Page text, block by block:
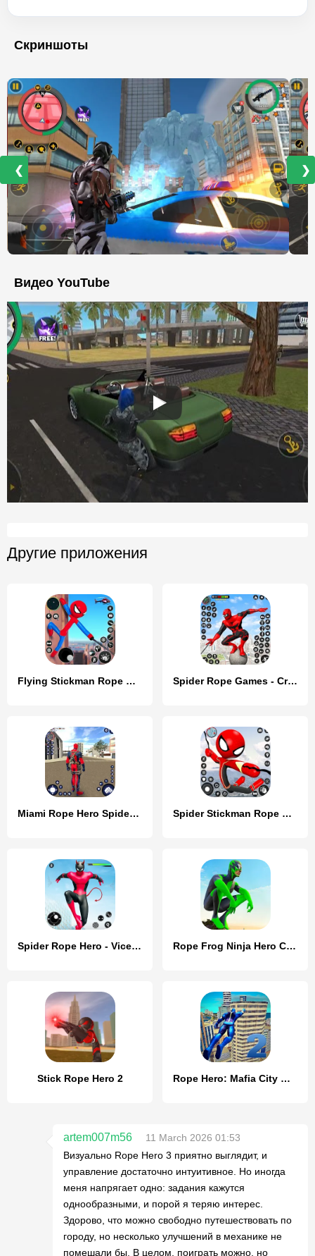
Скриншоты
❮ ❯
Видео YouTube
Другие приложения
Flying Stickman Rope Hero Game Spider Rope Games - Crime Hero
Miami Rope Hero Spider Game Spider Stickman Rope Hero Game
Spider Rope Hero - Vice Town Rope Frog Ninja Hero Car Vegas
Stick Rope Hero 2 Rope Hero: Mafia City Wars
artem007m56
11 March 2026 01:53
Визуально Rope Hero 3 приятно выглядит, и
управление достаточно интуитивное. Но иногда
меня напрягает одно: задания кажутся
однообразными, и порой я теряю интерес.
Здорово, что можно свободно путешествовать по
городу, но несколько улучшений в механике не
помешали бы. В целом, поиграть можно, но